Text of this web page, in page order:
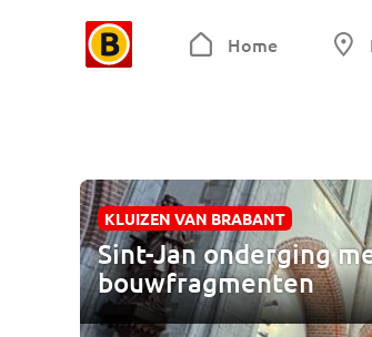
Home
KLUIZEN VAN BRABANT
Sint-Jan onderging
bouwfragmenten